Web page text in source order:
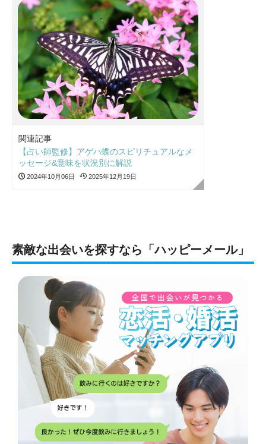
関連記事
【占い師監修】アゲハ蝶のスピリチュアルなメ
ッセージ&意味を状況別に解説
2024年10月06日 2025年12月19日
素敵な出会いを探すなら「ハッピーメール」